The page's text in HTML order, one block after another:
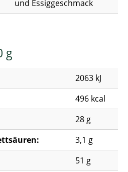
und Essiggeschmack
g
2063 kJ
496 kcal
28 g
3,1 g
51 g